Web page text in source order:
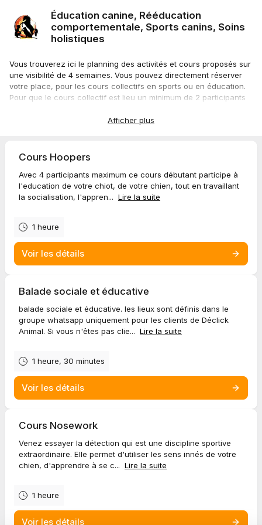
Éducation canine, Rééducation
comportementale, Sports canins, Soins
holistiques
Vous trouverez ici le planning des activités et cours proposés sur
une visibilité de 4 semaines. Vous pouvez directement réserver
votre place, pour les cours collectifs en sports ou en éducation.
Pour que le cours collectif est lieu un minimum de 2 participants
Tous les cours individuels et soins holistiques sont possibles en
semaine et week end en présentielle et en visio, merci de me
contacter par téléphone pour prendre RDV.
Afficher plus
Cours Hoopers
Avec 4 participants maximum ce cours débutant participe à
l'education de votre chiot, de votre chien, tout en travaillant
la socialisation, l'appren... Lire la suite
1 heure
Voir les détails
Balade sociale et éducative
balade sociale et éducative. les lieux sont définis dans le
groupe whatsapp uniquement pour les clients de Déclick
Animal. Si vous n'êtes pas clie... Lire la suite
1 heure, 30 minutes
Voir les détails
Cours Nosework
Venez essayer la détection qui est une discipline sportive
extraordinaire. Elle permet d'utiliser les sens innés de votre
chien, d'apprendre à se c... Lire la suite
1 heure
Voir les détails